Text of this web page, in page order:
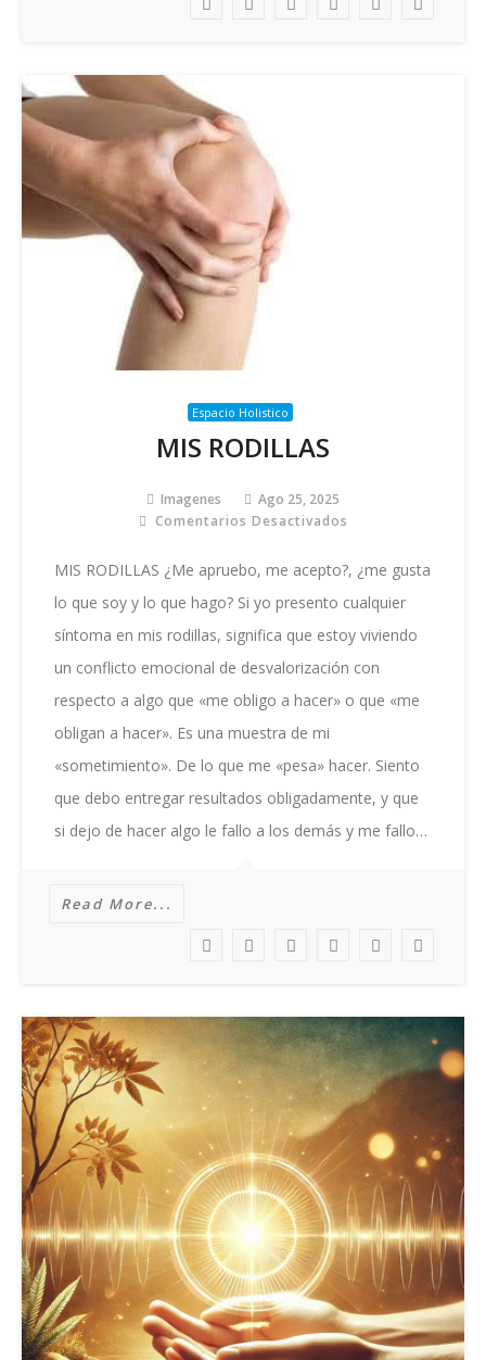
Espacio Holistico
MIS RODILLAS
Imagenes
Ago 25, 2025
Comentarios Desactivados
RODILLAS
MIS RODILLAS ¿Me apruebo, me acepto?, ¿me gusta
lo que soy y lo que hago? Si yo presento cualquier
síntoma en mis rodillas, significa que estoy viviendo
un conflicto emocional de desvalorización con
respecto a algo que «me obligo a hacer» o que «me
obligan a hacer». Es una muestra de mi
«sometimiento». De lo que me «pesa» hacer. Siento
que debo entregar resultados obligadamente, y que
si dejo de hacer algo le fallo a los demás y me fallo…
Read More...